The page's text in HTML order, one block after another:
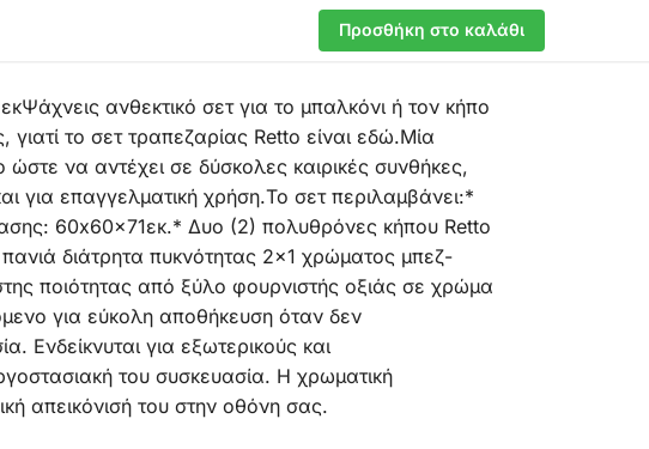
Προσθήκη στο καλάθι
ανθεκτικό σετ για το μπαλκόνι ή τον κήπο
το σετ τραπεζαρίας Retto είναι εδώ.Μία
να αντέχει σε δύσκολες καιρικές συνθήκες,
για επαγγελματική χρήση.Το σετ περιλαμβάνει:*
60x60x71εκ.* Δυο (2) πολυθρόνες κήπου Retto
διάτρητα πυκνότητας 2×1 χρώματος μπεζ-
ποιότητας από ξύλο φουρνιστής οξιάς σε χρώμα
για εύκολη αποθήκευση όταν δεν
Ενδείκνυται για εξωτερικούς και
του συσκευασία. Η χρωματική
απεικόνισή του στην οθόνη σας.